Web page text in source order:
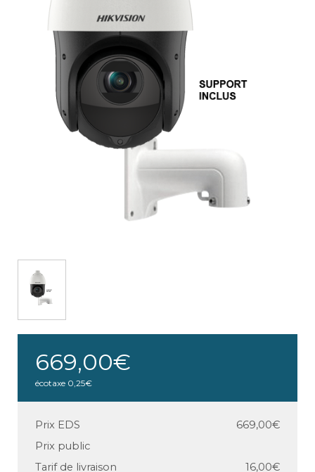
669,00€
écotaxe 0,25€
Prix EDS
669,00€
Prix public
Tarif de livraison
16,00€